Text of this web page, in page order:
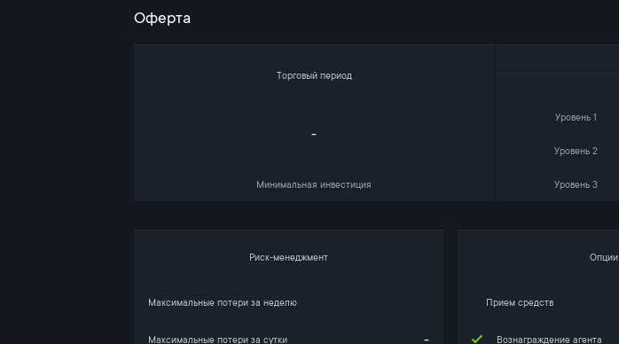
Оферта
Торговый период
-
Уровень 1
Уровень 2
Минимальная инвестиция Уровень 3
Риск-менеджмент Опции
Максимальные потери за неделю Прием средств
Максимальные потери за сутки - Вознаграждение агента